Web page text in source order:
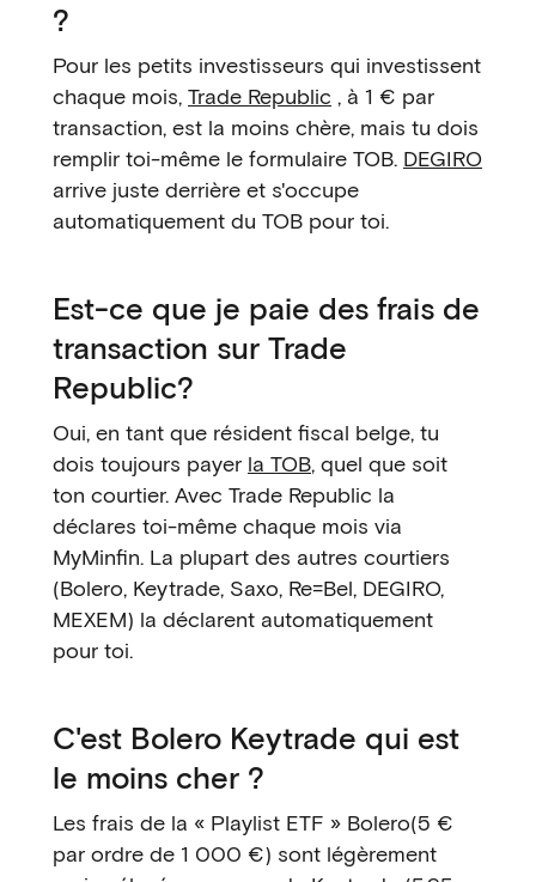
?
Pour les petits investisseurs qui investissent
chaque mois, Trade Republic , à 1 € par
transaction, est la moins chère, mais tu dois
remplir toi-même le formulaire TOB. DEGIRO
arrive juste derrière et s'occupe
automatiquement du TOB pour toi.
Est-ce que je paie des frais de
transaction sur Trade
Republic?
Oui, en tant que résident fiscal belge, tu
dois toujours payer la TOB, quel que soit
ton courtier. Avec Trade Republic la
déclares toi-même chaque mois via
MyMinfin. La plupart des autres courtiers
(Bolero, Keytrade, Saxo, Re=Bel, DEGIRO,
MEXEM) la déclarent automatiquement
pour toi.
C'est Bolero Keytrade qui est
le moins cher ?
Les frais de la « Playlist ETF » Bolero(5 €
par ordre de 1 000 €) sont légèrement